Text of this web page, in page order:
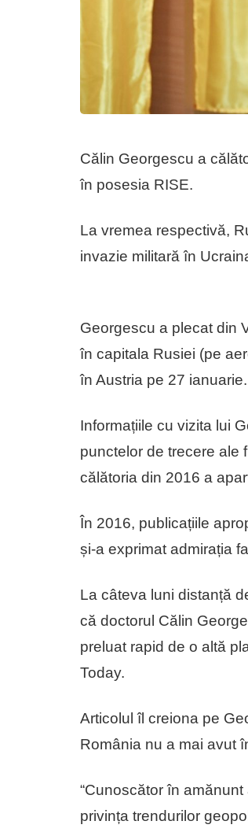
Călin Georgescu a
în posesia RISE.
La vremea respectivă,
invazie militară în
Georgescu a plecat din
în capitala Rusiei (pe
în Austria pe 27 ianuarie.
Informațiile cu vizita lui
punctelor de trecere ale
călătoria din 2016 a
În 2016, publicațiile
și-a exprimat admirația
La câteva luni distanță
că doctorul Călin
preluat rapid de o altă
Today.
Articolul îl creiona pe
România nu a mai avut
“Cunoscător în
privința trendurilor